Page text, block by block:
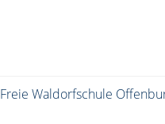
Freie Waldorfschule